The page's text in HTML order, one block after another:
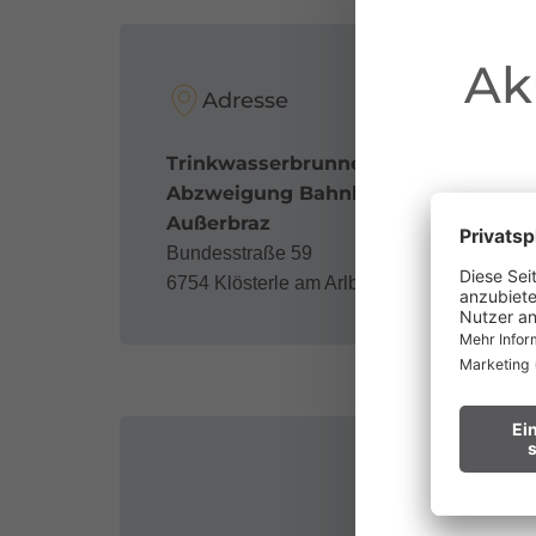
Adresse
Trinkwasserbrunnen -
Abzweigung Bahnhofstraße
Außerbraz
Bundesstraße 59
6754 Klösterle am Arlberg
Wir
Hinweis